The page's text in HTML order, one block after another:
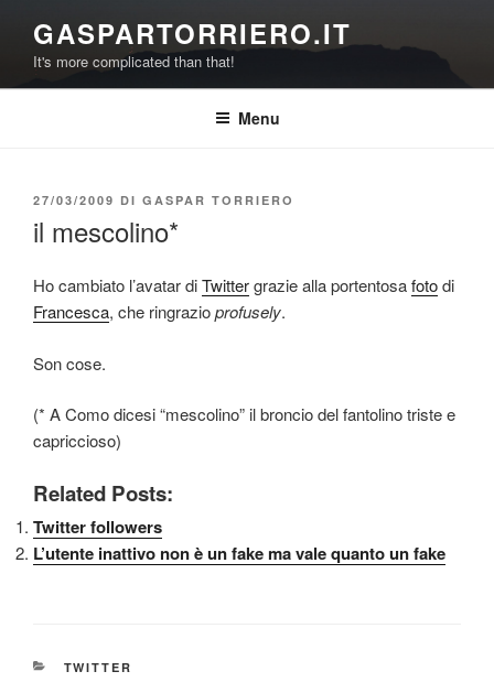
contenuto
GASPARTORRIERO.IT
It's more complicated than that!
Menu
PUBBLICATO
27/03/2009 DI GASPAR TORRIERO
il mescolino*
Ho cambiato l’avatar diTwittergrazie alla portentosafotodi
Francesca, che ringrazioprofusely.
Son cose.
(* A Como dicesi “mescolino” il broncio del fantolino triste e
capriccioso)
Related Posts:
Twitter followers
L’utente inattivo non è un fake ma vale quanto un fake
CATEGORIE
TWITTER